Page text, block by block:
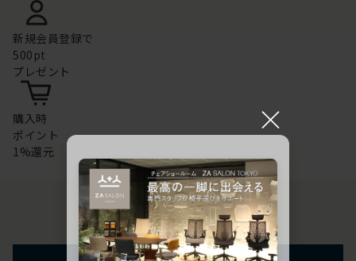
新規会員登録で
500pt
プレゼント
購入時
ポイント
1%還元
お問い合わせ
×